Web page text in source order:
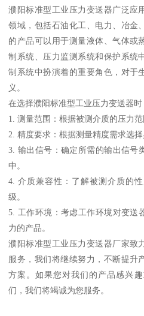
濮阳标准型工业压力变送器广泛应
领域，包括石油化工、电力、冶金
的产品可以用于测量液体、气体或
制系统、压力监测系统和保护系统
制系统中扮演着的重要角色，对于
义。
在选择濮阳标准型工业压力变送器
1. 测量范围：根据被测介质的压力范
2. 精度要求：根据测量精度需求选
3. 输出信号：确定所需的输出信号
中。
4. 介质兼容性：了解被测介质的
级。
5. 工作环境：考虑工作环境对变送
力的产品。
濮阳标准型工业压力变送器厂家致
服务，我们将继续努力，不断提升
方案。如果您对我们的产品感兴
们，我们将竭诚为您服务。